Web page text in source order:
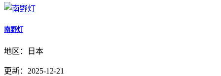
南野灯
地区：日本
更新：2025-12-21